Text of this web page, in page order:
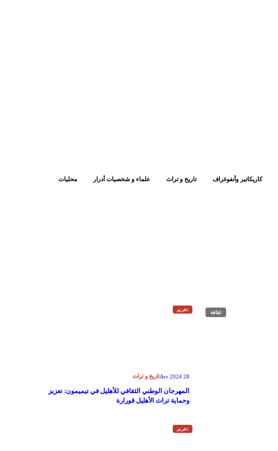
كاريكاتير وأنفوغراف تاريخ و تراث علماء و شخصيات أدرار
محليات
ثقافة تقرير
28 Avr 2024 تاريخ و تراث
المهرجان الوطني الثقافي للأهليل في تيميمون: تعزيز
وحماية تراث الأهليل قورارة
تقرير